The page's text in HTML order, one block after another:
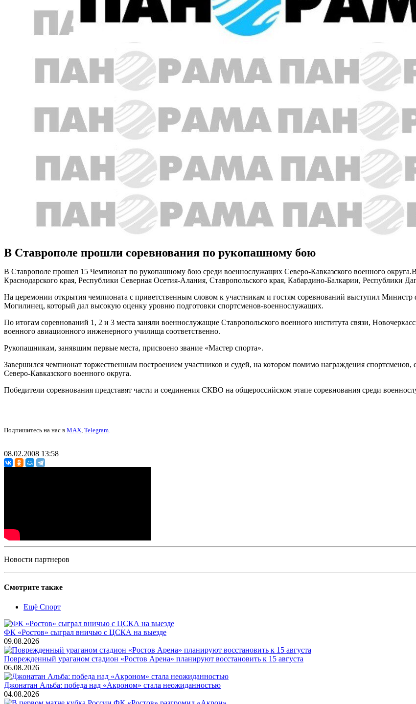
В Ставрополе прошли соревнования по рукопашному бою
В Ставрополе прошел 15 Чемпионат по рукопашному бою среди военнослужащих Северо-Кавказского военного
Краснодарского края, Республики Северная Осетия-Алания, Ставропольского края, Кабардино-Балкарии, Республики
На церемонии открытия чемпионата с приветственным словом к участникам и гостям соревнований выступил Министр
Могилинец, который дал высокую оценку уровню подготовки спортсменов-военнослужащих.
По итогам соревнований 1, 2 и 3 места заняли военнослужащие Ставропольского военного института связи,
военного авиационного инженерного училища соответственно.
Рукопашникам, занявшим первые места, присвоено звание «Мастер спорта».
Завершился чемпионат торжественным построением участников и судей, на котором помимо награждения спортсменов,
Северо-Кавказского военного округа.
Победители соревнования представят части и соединения СКВО на общероссийском этапе соревнования среди
Подпишитесь на нас в MAX, Telegram.
08.02.2008 13:58
Новости партнеров
Смотрите также
Ещё Спорт
ФК «Ростов» сыграл вничью с ЦСКА на выезде
09.08.2026
Поврежденный ураганом стадион «Ростов Арена» планируют восстановить к 15 августа
06.08.2026
Джонатан Альба: победа над «Акроном» стала неожиданностью
04.08.2026